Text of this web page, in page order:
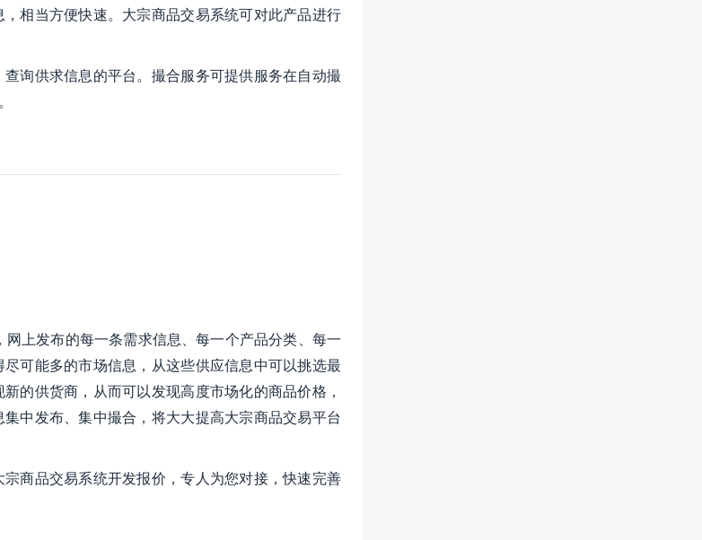
相当方便快速。大宗商品交易系统可对此产品进行
询供求信息的平台。撮合服务可提供服务在自动撮
上发布的每一条需求信息、每一个产品分类、每一
可能多的市场信息，从这些供应信息中可以挑选最
的供货商，从而可以发现高度市场化的商品价格，
中发布、集中撮合，将大大提高大宗商品交易平台
商品交易系统开发报价，专人为您对接，快速完善